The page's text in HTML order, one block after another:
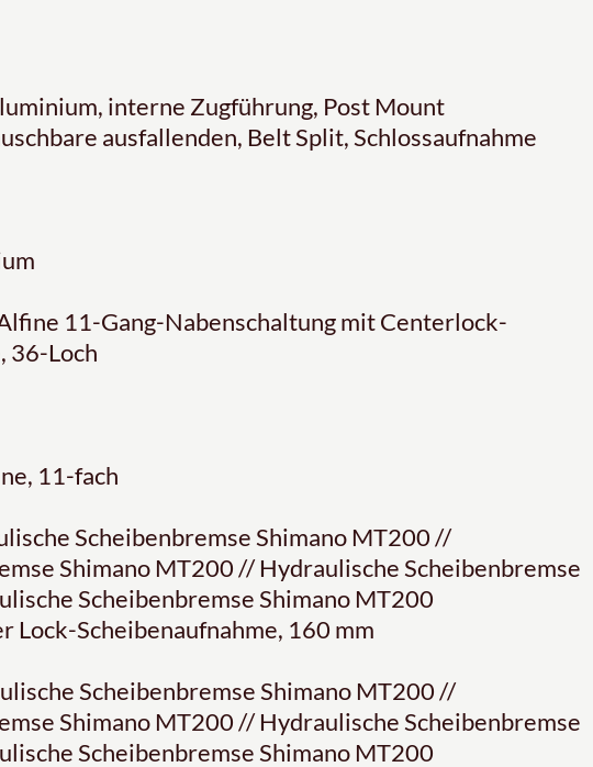
interne Zugführung, Post Mount
ausfallenden, Belt Split, Schlossaufnahme
11-Gang-Nabenschaltung mit Centerlock-
36-Loch
11-fach
Scheibenbremse Shimano MT200 //
Shimano MT200 // Hydraulische Scheibenbremse
Scheibenbremse Shimano MT200
Lock-Scheibenaufnahme, 160 mm
Scheibenbremse Shimano MT200 //
Shimano MT200 // Hydraulische Scheibenbremse
Scheibenbremse Shimano MT200